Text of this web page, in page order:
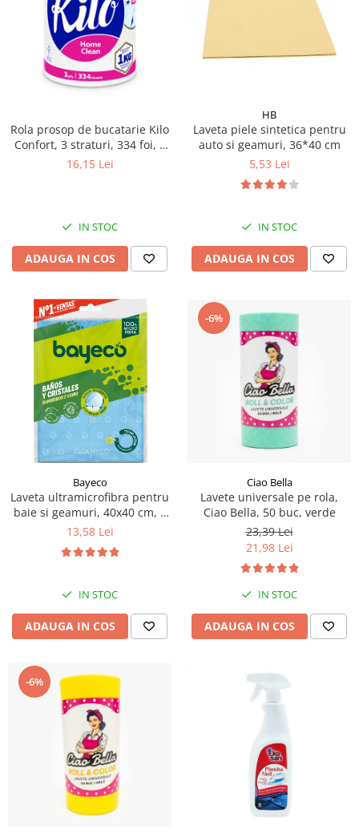
Rola prosop de bucatarie Kilo
Confort, 3 straturi, 334 foi, 1
kg
16,15 Lei
IN STOC
ADAUGA IN COS
HB
Laveta piele sintetica pentru
auto si geamuri, 36*40 cm
5,53 Lei
IN STOC
ADAUGA IN COS
Bayeco
Laveta ultramicrofibra pentru
baie si geamuri, 40x40 cm, 1
buc
13,58 Lei
IN STOC
ADAUGA IN COS
-6%
Ciao Bella
Lavete universale pe rola,
Ciao Bella, 50 buc, verde
23,39 Lei
21,98 Lei
IN STOC
ADAUGA IN COS
-6%